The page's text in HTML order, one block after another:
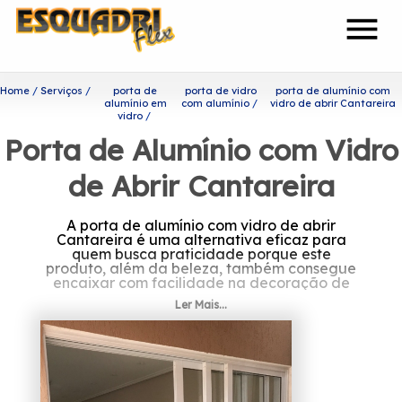
menu
Home Serviços
porta de
alumínio em
vidro
porta de vidro
com alumínio
porta de alumínio com
vidro de abrir Cantareira
Porta de Alumínio com Vidro
de Abrir Cantareira
A porta de alumínio com vidro de abrir
Cantareira é uma alternativa eficaz para
quem busca praticidade porque este
produto, além da beleza, também consegue
encaixar com facilidade na decoração de
sua casa.
Procurando por porta de
alumínio com vidro de abrir
Cantareira?
Ler Mais...